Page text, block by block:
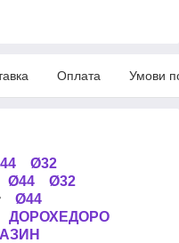
Оплата Умови
Ø32
Ø44
Ø32
Ø44
ДОРОХЕДОРО